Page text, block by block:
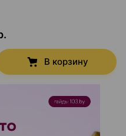
В корзину